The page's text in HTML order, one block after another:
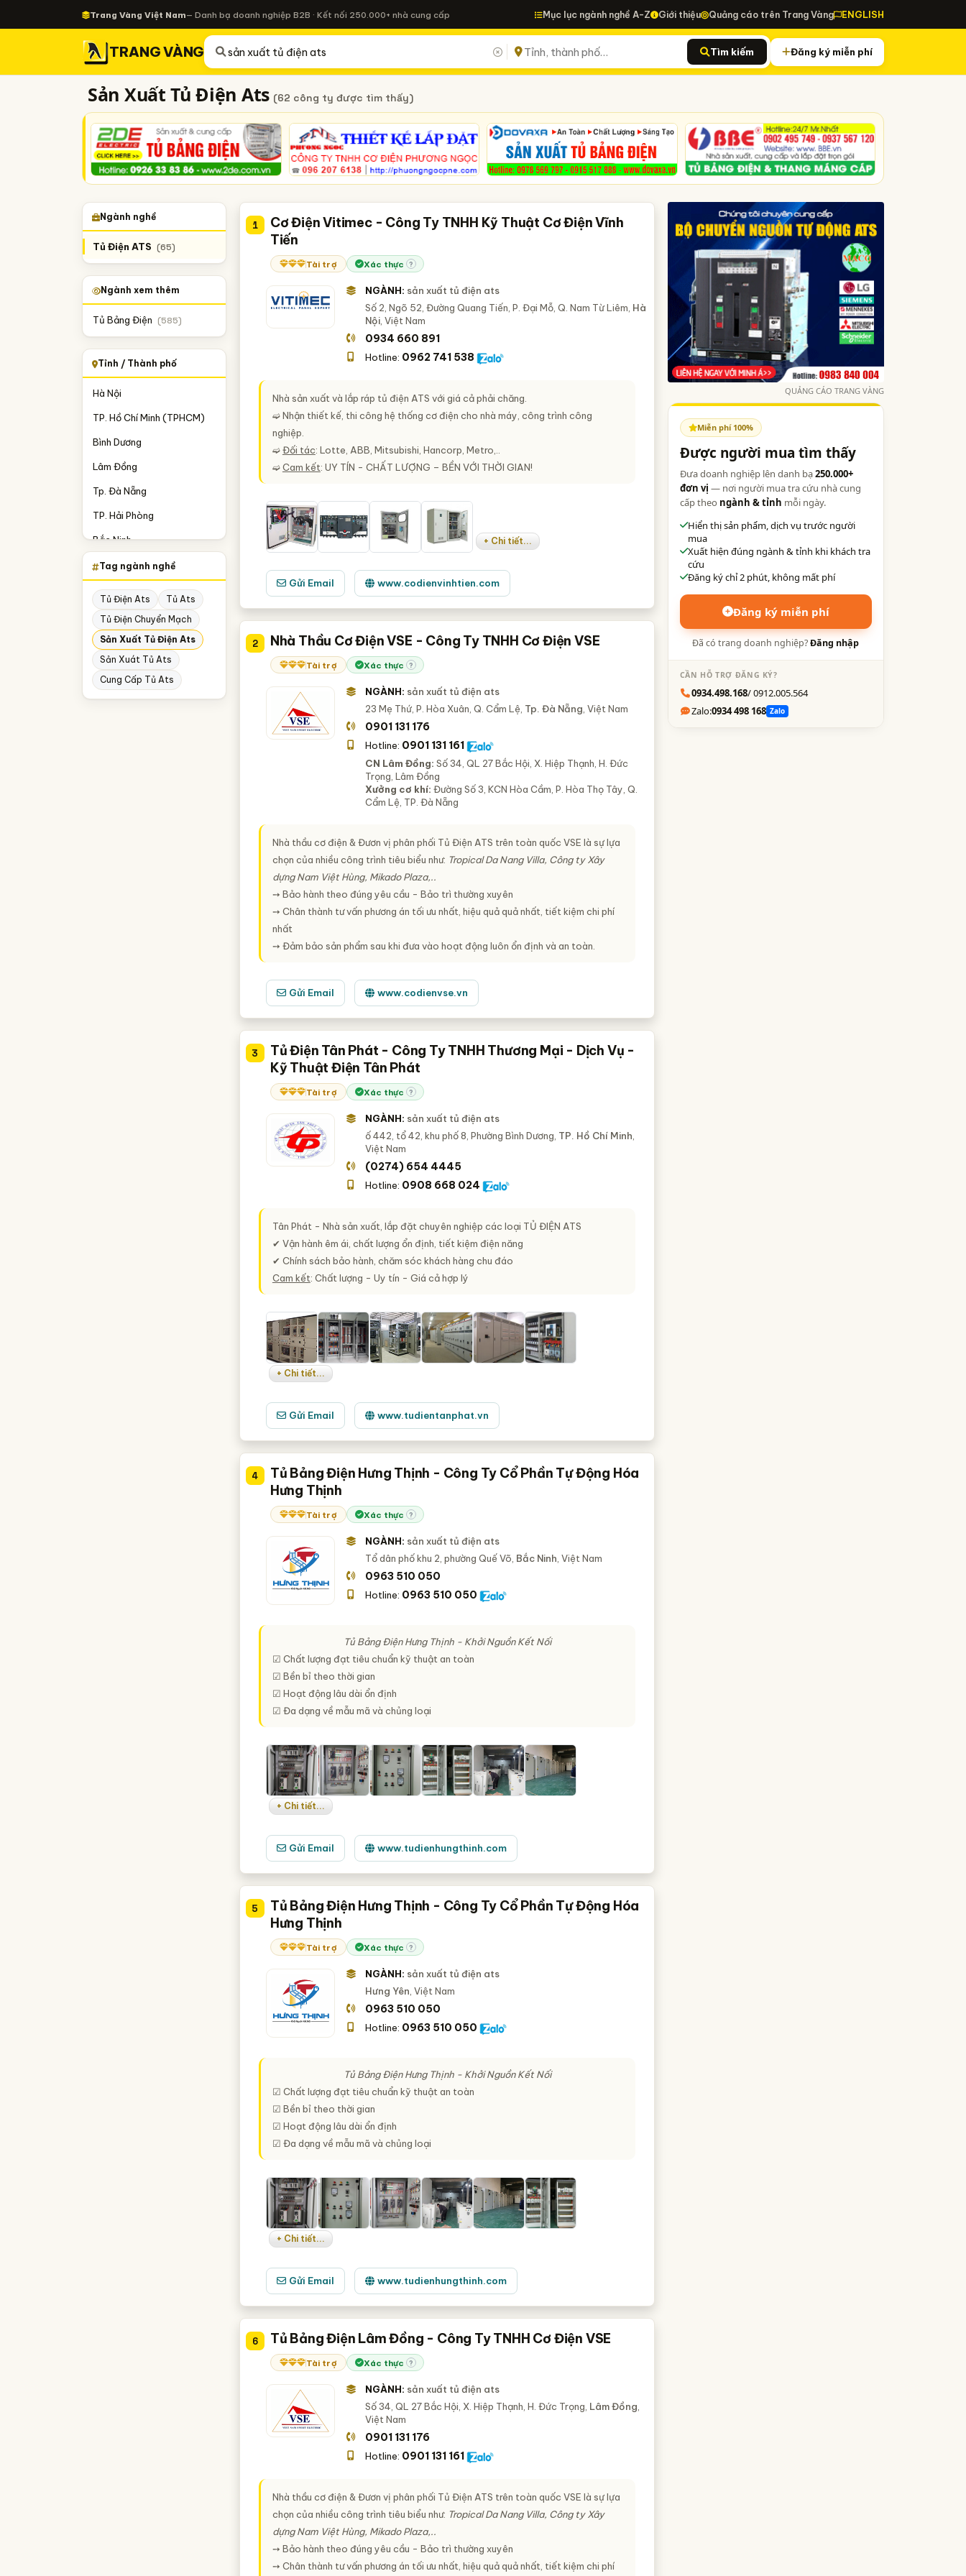
Trang Vàng Việt Nam— Danh bạ doanh nghiệp B2B · Kết nối 250.000+ nhà cung cấp Mục lục ngành nghề A-Z Giới thiệu Quảng cáo trên Trang Vàng ENGLISH
TRANG VÀNG Tìm kiếm Đăng ký miễn phí
Sản Xuất Tủ Điện Ats (62 công ty được tìm thấy)
Ngành nghề
Tủ Điện ATS (65)
Ngành xem thêm
Tủ Bảng Điện (585)
Tỉnh / Thành phố
Hà Nội
TP. Hồ Chí Minh (TPHCM)
Bình Dương
Lâm Đồng
Tp. Đà Nẵng
TP. Hải Phòng
Bắc Ninh
Hưng Yên
Nam Định
Nghệ An
Quảng Ninh
Thái Bình
Thanh Hóa
Tag ngành nghề
Tủ Điện Ats
Tủ Ats
Tủ Điện Chuyển Mạch
Sản Xuất Tủ Điện Ats
Sản Xuát Tủ Ats
Cung Cấp Tủ Ats
1
Cơ Điện Vitimec - Công Ty TNHH Kỹ Thuật Cơ Điện Vĩnh
Tiến
Tài trợ Xác thực ?
NGÀNH: sản xuất tủ điện ats
Số 2, Ngõ 52, Đường Quang Tiến, P. Đại Mỗ, Q. Nam Từ Liêm, Hà
Nội, Việt Nam
0934 660 891
Hotline: 0962 741 538
Nhà sản xuất và lắp ráp tủ điện ATS với giá cả phải chăng.
➫ Nhận thiết kế, thi công hệ thống cơ điện cho nhà máy, công trình công
nghiệp.
➫Đối tác: Lotte, ABB, Mitsubishi, Hancorp, Metro,..
➫Cam kết: UY TÍN - CHẤT LƯỢNG – BỀN VỚI THỜI GIAN!
+ Chi tiết...
Gửi Email www.codienvinhtien.com
2 Nhà Thầu Cơ Điện VSE - Công Ty TNHH Cơ Điện VSE
Tài trợ Xác thực ?
NGÀNH: sản xuất tủ điện ats
23 Mẹ Thứ, P. Hòa Xuân, Q. Cẩm Lệ, Tp. Đà Nẵng , Việt Nam
0901 131 176
Hotline: 0901 131 161
CN Lâm Đồng: Số 34, QL 27 Bắc Hội, X. Hiệp Thạnh, H. Đức
Trọng, Lâm Đồng
Xưởng cơ khí: Đường Số 3, KCN Hòa Cầm, P. Hòa Thọ Tây, Q.
Cẩm Lệ, TP. Đà Nẵng
Nhà thầu cơ điện & Đươn vị phân phối Tủ Điện ATS trên toàn quốc VSE là sự lựa
chọn của nhiều công trình tiêu biểu như: Tropical Da Nang Villa, Công ty Xây
dựng Nam Việt Hùng, Mikado Plaza,..
➙ Bảo hành theo đúng yêu cầu - Bảo trì thường xuyên
➙ Chân thành tư vấn phương án tối ưu nhất, hiệu quả quả nhất, tiết kiệm chi phí
nhất
➙ Đảm bảo sản phẩm sau khi đưa vào hoạt động luôn ổn định và an toàn.
Gửi Email www.codienvse.vn
3
Tủ Điện Tân Phát - Công Ty TNHH Thương Mại - Dịch Vụ -
Kỹ Thuật Điện Tân Phát
Tài trợ Xác thực ?
NGÀNH: sản xuất tủ điện ats
ố 442, tổ 42, khu phố 8, Phường Bình Dương, TP. Hồ Chí Minh
Việt Nam
(0274) 654 4445
Hotline: 0908 668 024
Tân Phát - Nhà sản xuất, lắp đặt chuyên nghiệp các loại TỦ ĐIỆN ATS
✔ Vận hành êm ái, chất lượng ổn định, tiết kiệm điện năng
✔ Chính sách bảo hành, chăm sóc khách hàng chu đáo
Cam kết: Chất lượng - Uy tín - Giá cả hợp lý
+ Chi tiết...
Gửi Email www.tudientanphat.vn
4
Tủ Bảng Điện Hưng Thịnh - Công Ty Cổ Phần Tự Động Hóa
Hưng Thịnh
Tài trợ Xác thực ?
NGÀNH: sản xuất tủ điện ats
Tổ dân phố khu 2, phường Quế Võ, Bắc Ninh , Việt Nam
0963 510 050
Hotline: 0963 510 050
Tủ Bảng Điện Hưng Thịnh - Khởi Nguồn Kết Nối
☑ Chất lượng đạt tiêu chuẩn kỹ thuật an toàn
☑ Bền bỉ theo thời gian
☑ Hoạt động lâu dài ổn định
☑ Đa dạng về mẫu mã và chủng loại
+ Chi tiết...
Gửi Email www.tudienhungthinh.com
5
Tủ Bảng Điện Hưng Thịnh - Công Ty Cổ Phần Tự Động Hóa
Hưng Thịnh
Tài trợ Xác thực ?
NGÀNH: sản xuất tủ điện ats
Hưng Yên , Việt Nam
0963 510 050
Hotline: 0963 510 050
Tủ Bảng Điện Hưng Thịnh - Khởi Nguồn Kết Nối
☑ Chất lượng đạt tiêu chuẩn kỹ thuật an toàn
☑ Bền bỉ theo thời gian
☑ Hoạt động lâu dài ổn định
☑ Đa dạng về mẫu mã và chủng loại
+ Chi tiết...
Gửi Email www.tudienhungthinh.com
6 Tủ Bảng Điện Lâm Đồng - Công Ty TNHH Cơ Điện VSE
Tài trợ Xác thực ?
NGÀNH: sản xuất tủ điện ats
Số 34, QL 27 Bắc Hội, X. Hiệp Thạnh, H. Đức Trọng, Lâm Đồng
Việt Nam
0901 131 176
Hotline: 0901 131 161
Nhà thầu cơ điện & Đươn vị phân phối Tủ Điện ATS trên toàn quốc VSE là sự lựa
chọn của nhiều công trình tiêu biểu như: Tropical Da Nang Villa, Công ty Xây
dựng Nam Việt Hùng, Mikado Plaza,..
➙ Bảo hành theo đúng yêu cầu - Bảo trì thường xuyên
➙ Chân thành tư vấn phương án tối ưu nhất, hiệu quả quả nhất, tiết kiệm chi phí
QUẢNG CÁO TRANG VÀNG
Miễn phí 100%
Được người mua tìm thấy
Đưa doanh nghiệp lên danh bạ250.000+
đơn vị — nơi người mua tra cứu nhà cung
cấp theo ngành & tỉnh mỗi ngày.
Hiển thị sản phẩm, dịch vụ trước người
mua
Xuất hiện đúng ngành & tỉnh khi khách tra
cứu
Đăng ký chỉ 2 phút, không mất phí
Đăng ký miễn phí
Đã có trang doanh nghiệp?Đăng nhập
CẦN HỖ TRỢ ĐĂNG KÝ?
0934.498.168/ 0912.005.564
Zalo:0934 498 168 Zalo